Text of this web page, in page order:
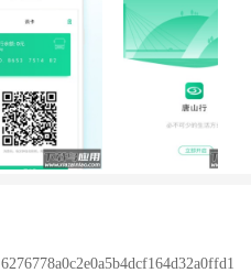
6276778a0c2e0a5b4dcf164d32a0ffd1